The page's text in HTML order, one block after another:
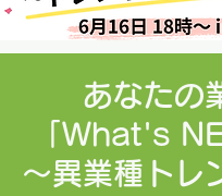
あなたの
「What's
～異業種トレ